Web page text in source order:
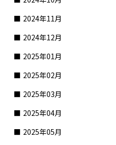
2024年11月
2024年12月
2025年01月
2025年02月
2025年03月
2025年04月
2025年05月